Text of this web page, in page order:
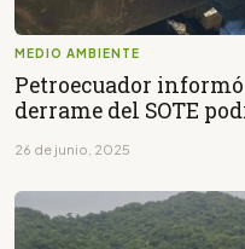
MEDIO AMBIENTE
Petroecuador
derrame del SOTE
26 de junio, 2025